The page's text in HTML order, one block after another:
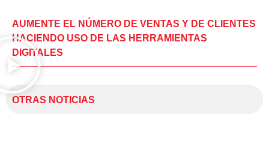
AUMENTE EL NÚMERO DE VENTAS Y DE CLIENTES
HACIENDO USO DE LAS HERRAMIENTAS
DIGITALES
OTRAS NOTICIAS